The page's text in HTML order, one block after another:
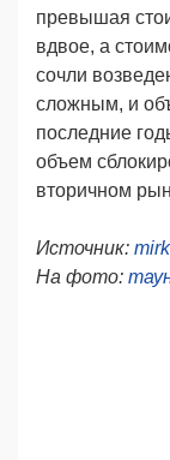
превышая
вдвое, а
сочли
сложным, и
последние
объем
вторичном
Источник:
На фото: